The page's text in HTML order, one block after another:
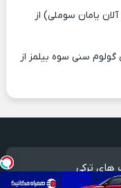
یامان سوملی) از
سنی سوه بیلمز از
های ترکی